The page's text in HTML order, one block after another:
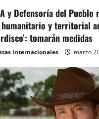
y Defensoría del
humanitario y territorial
tomarán medidas
internacionales marzo